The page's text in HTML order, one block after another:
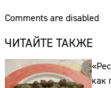
Comments are disabled
ЧИТАЙТЕ ТАКЖЕ
как